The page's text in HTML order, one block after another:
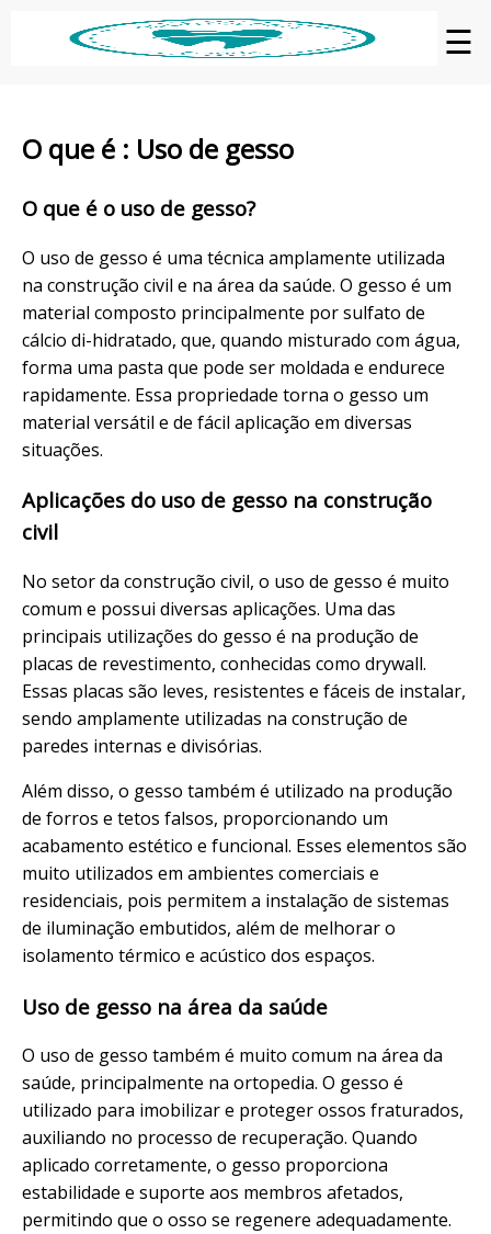
☰
O que é : Uso de gesso
O que é o uso de gesso?
O uso de gesso é uma técnica amplamente utilizada
na construção civil e na área da saúde. O gesso é um
material composto principalmente por sulfato de
cálcio di-hidratado, que, quando misturado com água,
forma uma pasta que pode ser moldada e endurece
rapidamente. Essa propriedade torna o gesso um
material versátil e de fácil aplicação em diversas
situações.
Aplicações do uso de gesso na construção
civil
No setor da construção civil, o uso de gesso é muito
comum e possui diversas aplicações. Uma das
principais utilizações do gesso é na produção de
placas de revestimento, conhecidas como drywall.
Essas placas são leves, resistentes e fáceis de instalar,
sendo amplamente utilizadas na construção de
paredes internas e divisórias.
Além disso, o gesso também é utilizado na produção
de forros e tetos falsos, proporcionando um
acabamento estético e funcional. Esses elementos são
muito utilizados em ambientes comerciais e
residenciais, pois permitem a instalação de sistemas
de iluminação embutidos, além de melhorar o
isolamento térmico e acústico dos espaços.
Uso de gesso na área da saúde
O uso de gesso também é muito comum na área da
saúde, principalmente na ortopedia. O gesso é
utilizado para imobilizar e proteger ossos fraturados,
auxiliando no processo de recuperação. Quando
aplicado corretamente, o gesso proporciona
estabilidade e suporte aos membros afetados,
permitindo que o osso se regenere adequadamente.